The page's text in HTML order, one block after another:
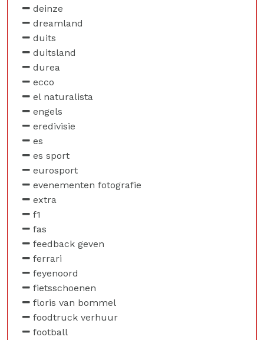
deinze
dreamland
duits
duitsland
durea
ecco
el naturalista
engels
eredivisie
es
es sport
eurosport
evenementen fotografie
extra
f1
fas
feedback geven
ferrari
feyenoord
fietsschoenen
floris van bommel
foodtruck verhuur
football